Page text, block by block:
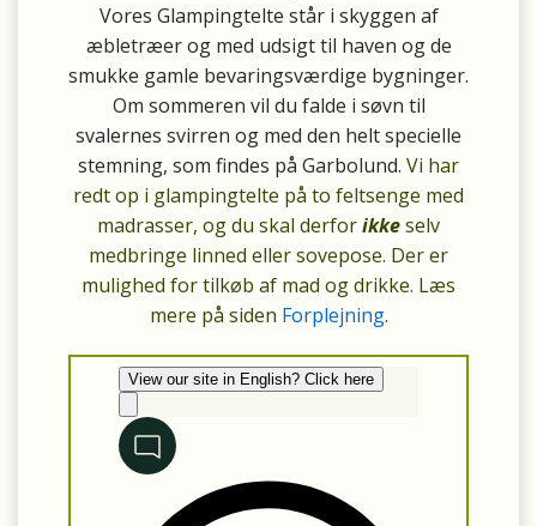
Vores Glampingtelte står i skyggen af
æbletræer og med udsigt til haven og de
smukke gamle bevaringsværdige bygninger.
Om sommeren vil du falde i søvn til
svalernes svirren og med den helt specielle
stemning, som findes på Garbolund. Vi har
redt op i glampingtelte på to feltsenge med
madrasser, og du skal derforikkeselv
medbringe linned eller sovepose. Der er
mulighed for tilkøb af mad og drikke. Læs
mere på siden Forplejning.